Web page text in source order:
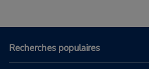
Recherches populaires